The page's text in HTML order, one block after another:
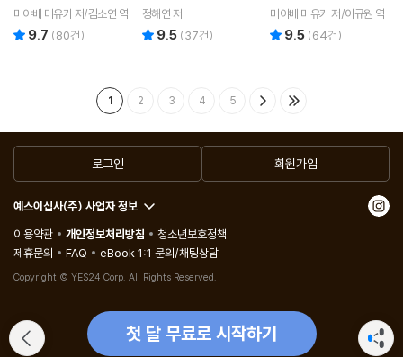
미야베 미유키 저/김소연 역
9.7 (80건)
정해연 저
9.5 (37건)
미야베 미유키 저/이규원 역
9.5 (64건)
1 2 3 4 5
첫 달 무료로 시작하기
로그인 회원가입
예스이십사(주) 사업자 정보
이용약관
개인정보처리방침
청소년보호정책
제휴문의
FAQ eBook 1:1 문의/채팅상담
Copyright © YES24 Corp. All Rights Reserved.